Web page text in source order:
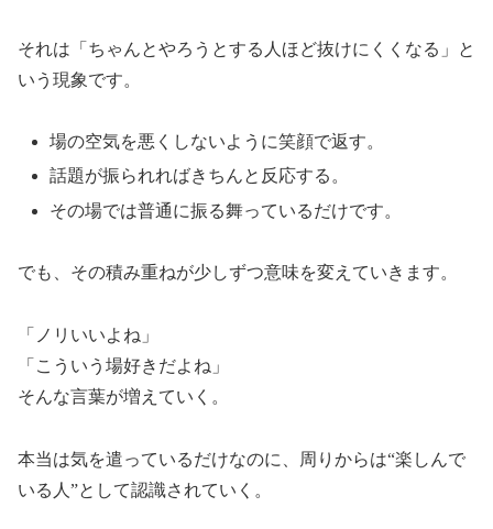
それは「ちゃんとやろうとする人ほど抜けにくくなる」と
いう現象です。
場の空気を悪くしないように笑顔で返す。
話題が振られればきちんと反応する。
その場では普通に振る舞っているだけです。
でも、その積み重ねが少しずつ意味を変えていきます。
「ノリいいよね」
「こういう場好きだよね」
そんな言葉が増えていく。
本当は気を遣っているだけなのに、周りからは“楽しんで
いる人”として認識されていく。